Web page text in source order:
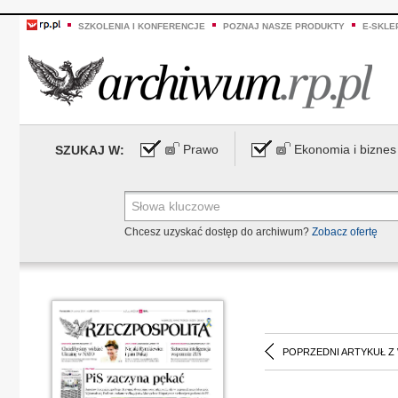
SZKOLENIA I KONFERENCJE POZNAJ NASZE PRODUKTY E-
SZUKAJ W: Prawo Ekonomia i biznes
Chcesz uzyskać dostęp do archiwum? Zobacz ofertę
POPRZEDNI ARTYKUŁ Z